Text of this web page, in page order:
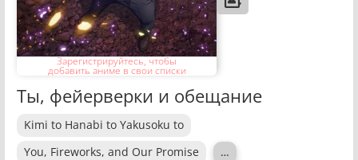
Зарегистрируйтесь, чтобы
добавить аниме в свои списки
Ты, фейерверки и обещание
Kimi to Hanabi to Yakusoku to
You, Fireworks, and Our Promise
…